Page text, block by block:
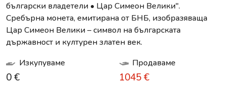
български владетели • Цар Симеон Велики".
Сребърна монета, емитирана от БНБ, изобразяваща
Цар Симеон Велики – символ на българската
държавност и културен златен век.
Изкупуваме
0 €
Продаваме
1045 €